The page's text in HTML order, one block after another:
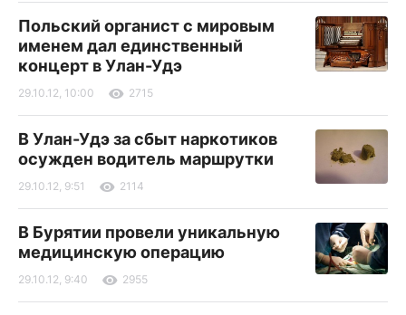
Польский органист с мировым
именем дал единственный
концерт в Улан-Удэ
29.10.12, 10:00 2715
В Улан-Удэ за сбыт наркотиков
осужден водитель маршрутки
29.10.12, 9:51 2114
В Бурятии провели уникальную
медицинскую операцию
29.10.12, 9:40 2955